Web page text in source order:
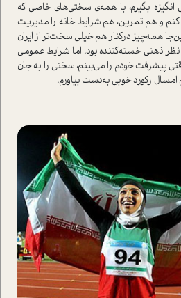
بگیرم، با همه‌ی سختی‌های خاصی که
کنم و هم تمرین، هم شرایط خانه را مدیریت
همه‌چیز در‌کنار هم خیلی سخت‌تر از ایران
نظر ذهنی خسته‌کننده بود. اما شرایط عمومی
پیشرفت خودم را می‌بینم، سختی را به جان
رکورد خوبی به‌دست بیاورم.